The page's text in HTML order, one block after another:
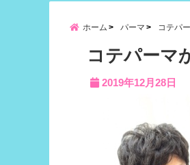
ホーム パーマ コテパ
コテパーマ
2019年12月28日